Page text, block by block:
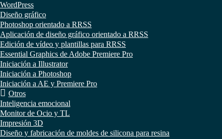
WordPress
Diseño gráfico
Photoshop orientado a RRSS
Aplicación de diseño gráfico orientado a RRSS
Edición de vídeo y plantillas para RRSS
Essential Graphics de Adobe Premiere Pro
Iniciación a Illustrator
Iniciación a Photoshop
Iniciación a AE y Premiere Pro
Otros
Inteligencia emocional
Monitor de Ocio y TL
Impresión 3D
Diseño y fabricación de moldes de silicona para resina